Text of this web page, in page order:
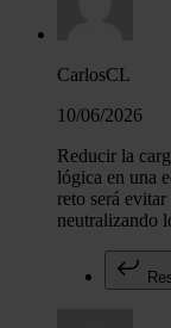
CarlosCL
10/06/2026
Reducir la
lógica en una
reto será
neutralizando